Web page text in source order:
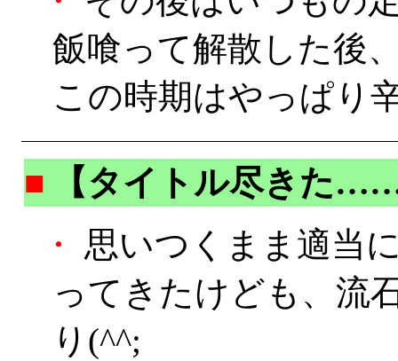
飯喰って解散した後
この時期はやっぱり
■
【タイトル尽きた
・
思いつくまま適当
ってきたけども、流
り(^^;